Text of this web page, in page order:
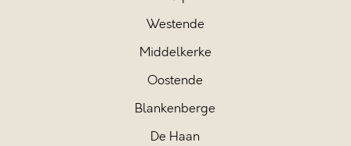
Westende
Middelkerke
Oostende
Blankenberge
De Haan